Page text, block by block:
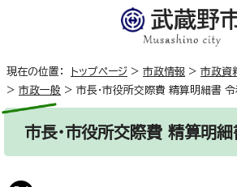
現在の位置： トップページ > 市政情報 > 市政資
> 市政一般 > 市長・市役所交際費 精算明細書
市長・市役所交際費 精算明